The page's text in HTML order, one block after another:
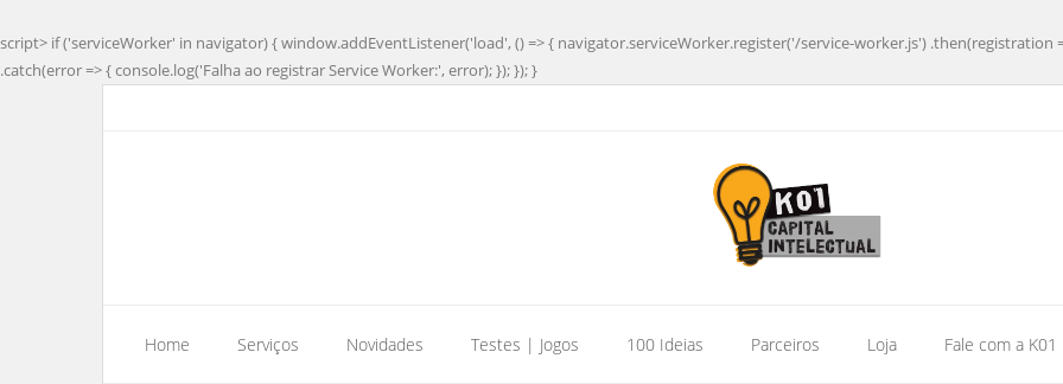
script> if ('serviceWorker' in navigator) { window.addEventListener('load', () => { navigator.serviceWorker.register('/service-worker.js') .then(registration
.catch(error => { console.log('Falha ao registrar Service Worker:', error); }); }); }
Home Serviços Novidades Testes | Jogos 100 Ideias Parceiros Loja Fale com a K01